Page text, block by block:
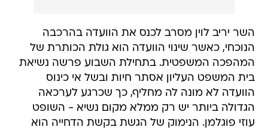
השר יריב לוין מסרב לכנס את הוועדה בהרכבה
הנוכחי, כאשר שינוי הוועדה הוא גולת הכותרת של
המהפכה המשפטית. בתחילת השבוע פרשה נשיאת
בית המשפט העליון אסתר חיות ובשל אי כינוס
הוועדה לא מונה לה מחליף, כך שכרגע לערכאה
הגדולה ביותר יש רק ממלא מקום נשיא - השופט
עוזי פוגלמן. הנימוק של הגשת בקשת הדחייה הוא